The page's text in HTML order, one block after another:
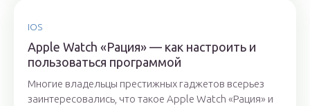
IOS
Apple Watch «Рация» — как настроить и
пользоваться программой
Многие владельцы престижных гаджетов всерьез
заинтересовались, что такое Apple Watch «Рация» и